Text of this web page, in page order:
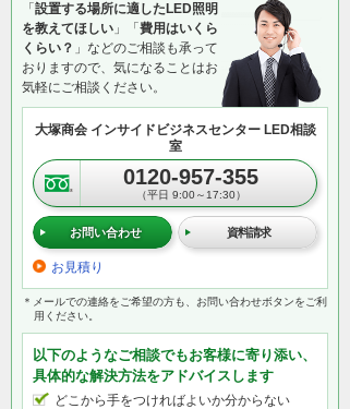
「 設置する場所に適したLED照明
を教えてほしい 」「 費用はいくら
くらい？ 」などのご相談も承って
おりますので、気になることはお
気軽にご相談ください。
大塚商会 インサイドビジネスセンター LED相談
室
0120-957-355
（平日 9:00～17:30）
お問い合わせ 資料請求
お見積り
＊メールでの連絡をご希望の方も、お問い合わせボタンをご利
用ください。
以下のようなご相談でもお客様に寄り添い、
具体的な解決方法をアドバイスします
どこから手をつければよいか分からない